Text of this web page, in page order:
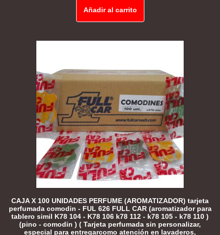
Añadir al carrito
CAJA X 100 UNIDADES PERFUME (AROMATIZADOR) tarjeta
perfumada comodin - FUL 626 FULL CAR (aromatizador para
tablero simil K78 104 - K78 106 k78 112 - k78 105 - k78 110 )
(pino - comodin ) ( Tarjeta perfumada sin personalizar,
especial para entregarcomo atención en lavaderos,